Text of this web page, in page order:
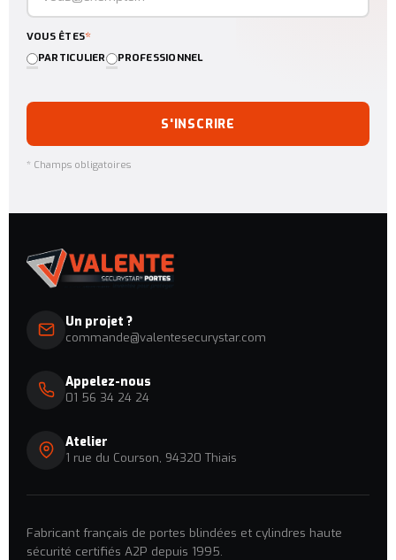
VOUS ÊTES*
PARTICULIER PROFESSIONNEL
S'INSCRIRE
* Champs obligatoires
Un projet ?
commande@valentesecurystar.com
Appelez-nous
01 56 34 24 24
Atelier
1 rue du Courson, 94320 Thiais
Fabricant français de portes blindées et cylindres haute
sécurité certifiés A2P depuis 1995.